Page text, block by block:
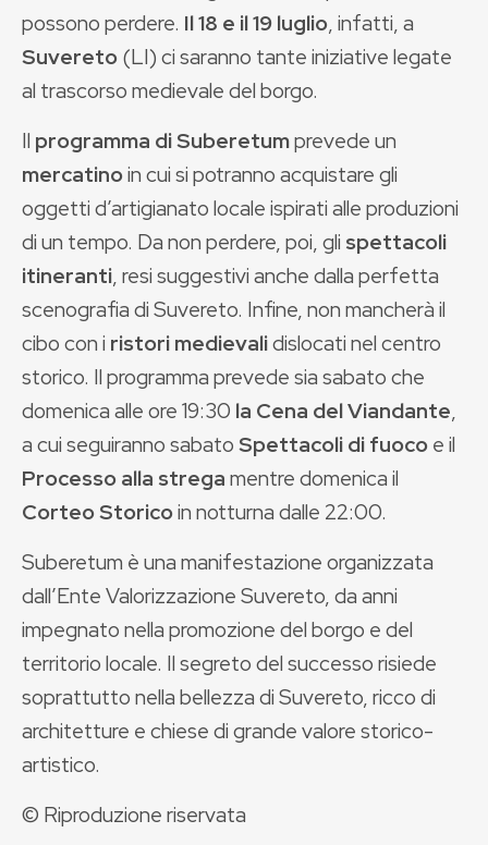
possono perdere. Il 18 e il 19 luglio, infatti, a
Suvereto(LI) ci saranno tante iniziative legate
al trascorso medievale del borgo.
Il programma di Suberetumprevede un
mercatinoin cui si potranno acquistare gli
oggetti d’artigianato locale ispirati alle produzioni
di un tempo. Da non perdere, poi, gli spettacoli
itineranti, resi suggestivi anche dalla perfetta
scenografia di Suvereto. Infine, non mancherà il
cibo con i ristori medievalidislocati nel centro
storico. Il programma prevede sia sabato che
domenica alle ore 19:30 la Cena del Viandante,
a cui seguiranno sabatoSpettacoli di fuocoe il
Processo alla stregamentre domenica il
Corteo Storicoin notturna dalle 22:00.
Suberetum è una manifestazione organizzata
dall’Ente Valorizzazione Suvereto, da anni
impegnato nella promozione del borgo e del
territorio locale. Il segreto del successo risiede
soprattutto nella bellezza di Suvereto, ricco di
architetture e chiese di grande valore storico-
artistico.
© Riproduzione riservata